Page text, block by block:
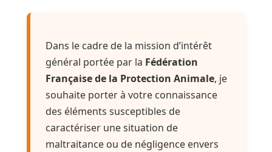
Dans le cadre de la mission d’intérêt
général portée par la Fédération
Française de la Protection Animale, je
souhaite porter à votre connaissance
des éléments susceptibles de
caractériser une situation de
maltraitance ou de négligence envers